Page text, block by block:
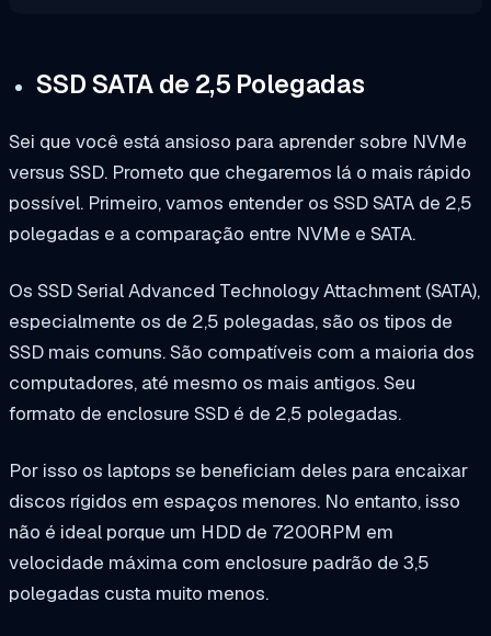
SSD SATA de 2,5 Polegadas
Sei que você está ansioso para aprender sobre NVMe
versus SSD. Prometo que chegaremos lá o mais rápido
possível. Primeiro, vamos entender os SSD SATA de 2,5
polegadas e a comparação entre NVMe e SATA.
Os SSD Serial Advanced Technology Attachment (SATA),
especialmente os de 2,5 polegadas, são os tipos de
SSD mais comuns. São compatíveis com a maioria dos
computadores, até mesmo os mais antigos. Seu
formato de enclosure SSD é de 2,5 polegadas.
Por isso os laptops se beneficiam deles para encaixar
discos rígidos em espaços menores. No entanto, isso
não é ideal porque um HDD de 7200RPM em
velocidade máxima com enclosure padrão de 3,5
polegadas custa muito menos.